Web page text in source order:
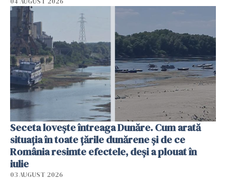
Seceta lovește întreaga Dunăre. Cum arată
situația în toate țările dunărene și de ce
România resimte efectele, deși a plouat în
iulie
03 AUGUST 2026